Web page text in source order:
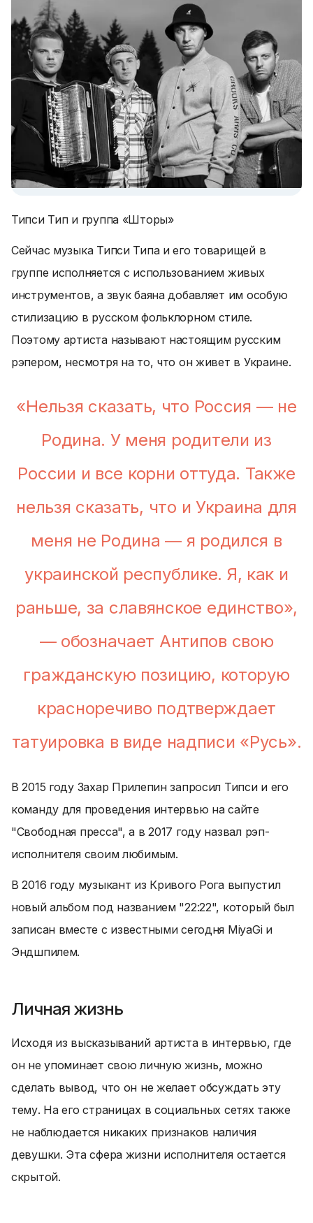
Типси Тип и группа «Шторы»
Сейчас музыка Типси Типа и его товарищей в
группе исполняется с использованием живых
инструментов, а звук баяна добавляет им особую
стилизацию в русском фольклорном стиле.
Поэтому артиста называют настоящим русским
рэпером, несмотря на то, что он живет в Украине.
«Нельзя сказать, что Россия — не
Родина. У меня родители из
России и все корни оттуда. Также
нельзя сказать, что и Украина для
меня не Родина — я родился в
украинской республике. Я, как и
раньше, за славянское единство»,
— обозначает Антипов свою
гражданскую позицию, которую
красноречиво подтверждает
татуировка в виде надписи «Русь».
В 2015 году Захар Прилепин запросил Типси и его
команду для проведения интервью на сайте
"Свободная пресса", а в 2017 году назвал рэп-
исполнителя своим любимым.
В 2016 году музыкант из Кривого Рога выпустил
новый альбом под названием "22:22", который был
записан вместе с известными сегодня MiyaGi и
Эндшпилем.
Личная жизнь
Исходя из высказываний артиста в интервью, где
он не упоминает свою личную жизнь, можно
сделать вывод, что он не желает обсуждать эту
тему. На его страницах в социальных сетях также
не наблюдается никаких признаков наличия
девушки. Эта сфера жизни исполнителя остается
скрытой.